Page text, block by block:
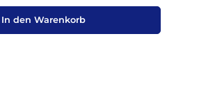
In den Warenkorb